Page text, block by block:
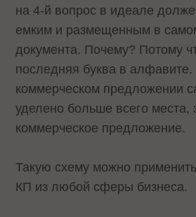
на 4-й вопрос в идеале
емким и размещенным в
документа. Почему? Потому
последняя буква в
коммерческом предложении
уделено больше всего места,
коммерческое предложение.
Такую схему можно
КП из любой сферы бизнеса.